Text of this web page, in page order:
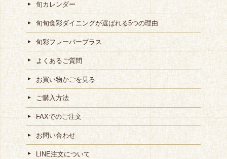
旬カレンダー
旬旬食彩ダイニングが選ばれる5つの理由
旬彩フレーバープラス
よくあるご質問
お買い物かごを見る
ご購入方法
FAXでのご注文
お問い合わせ
LINE注文について